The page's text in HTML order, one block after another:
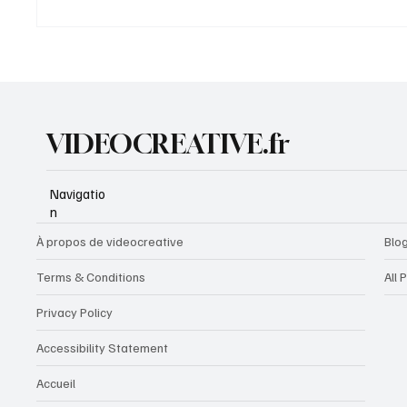
VIDEOCREATIVE.fr
Navigatio
n
À propos de videocreative
Terms & Conditions
Privacy Policy
Accessibility Statement
Accueil
Blog
All